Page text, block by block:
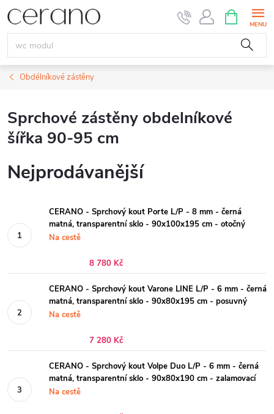
Přejít
na
obsah
NÁKUPNÍ
KOŠÍK
Obdélníkové zástěny
Sprchové zástěny obdelníkové
šířka 90-95 cm
Nejprodávanější
CERANO - Sprchový kout Porte L/P - 8 mm - černá
matná, transparentní sklo - 90x100x195 cm - otočný
Na cestě
8 780 Kč
CERANO - Sprchový kout Varone LINE L/P - 6 mm - černá
matná, transparentní sklo - 90x80x195 cm - posuvný
Na cestě
7 280 Kč
CERANO - Sprchový kout Volpe Duo L/P - 6 mm - černá
matná, transparentní sklo - 90x80x190 cm - zalamovací
Na cestě